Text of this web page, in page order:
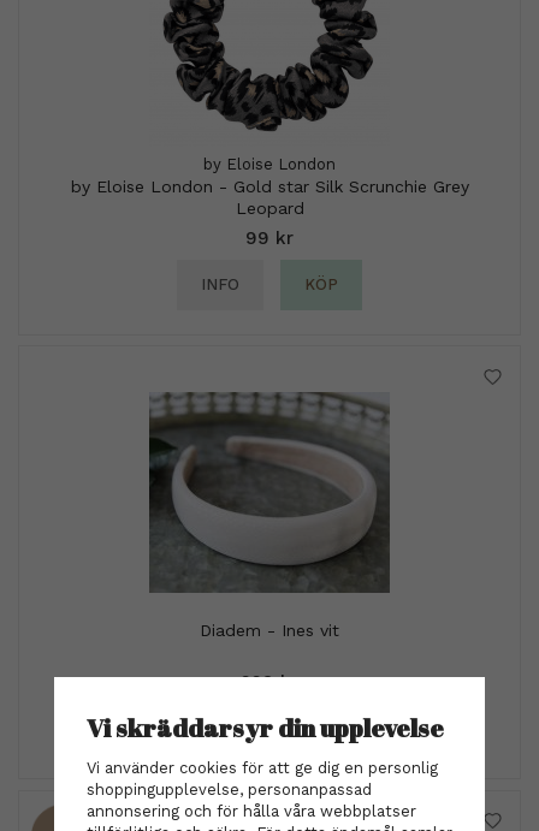
by Eloise London
by Eloise London - Gold star Silk Scrunchie Grey
Leopard
99 kr
INFO KÖP
Diadem - Ines vit
229 kr
INFO KÖP
Vi skräddarsyr din upplevelse
Vi använder cookies för att ge dig en personlig
shoppingupplevelse, personanpassad
annonsering och för hålla våra webbplatser